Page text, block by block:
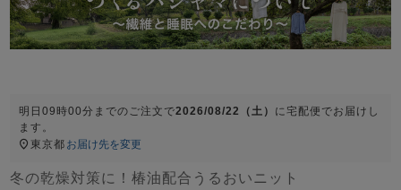
すべてのキッ
パジャマ
明日09時00分 までのご注文で2026/08/22（土） に宅配便 でお届けし
ます。
東京都 お届け先を変更
冬の乾燥対策に！椿油配合うるおいニット